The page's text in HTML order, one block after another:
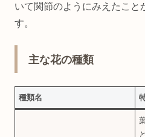
いて関節のようにみえたこと
す。
主な花の種類
種類名